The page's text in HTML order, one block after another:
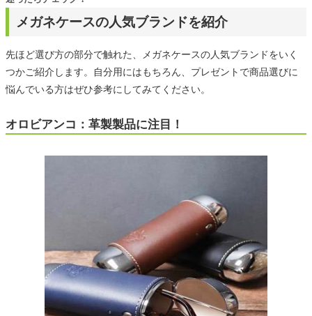
メガネケースの人気ブランドを紹介
先ほど選び方の部分で触れた、メガネケースの人気ブランドをいく
つかご紹介します。自分用にはもちろん、プレゼントで商品選びに
悩んでいる方はぜひ参考にしてみてください。
オロビアンコ：革製製品に注目！